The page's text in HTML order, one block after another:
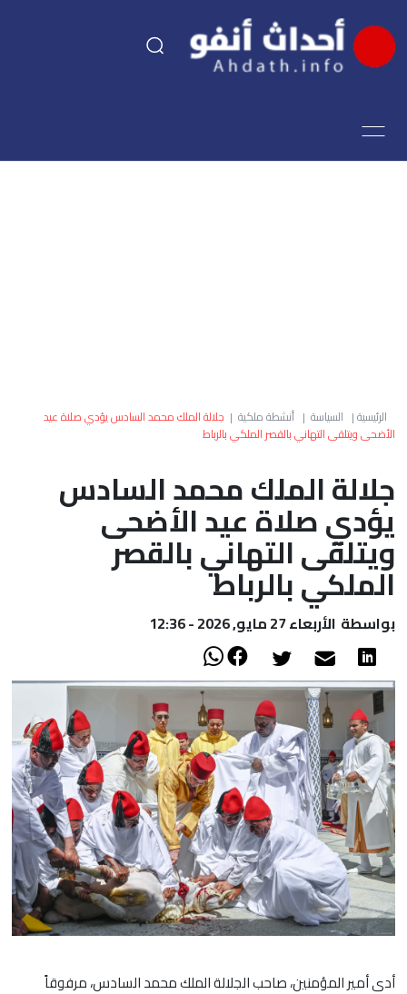
اقتصاد
العالم
الصحراء
الرئيسية| السياسة | أنشطة ملكية | جلالة الملك محمد السادس يؤدي صلاة عيد
الأضحى ويتلقى التهاني بالقصر الملكي بالرباط
جلالة الملك محمد السادس
يؤدي صلاة عيد الأضحى
ويتلقى التهاني بالقصر
الملكي بالرباط
بواسطة الأربعاء 27 مايو, 2026 - 12:36
أدى أمير المؤمنين، صاحب الجلالة الملك محمد السادس، مرفوقاً